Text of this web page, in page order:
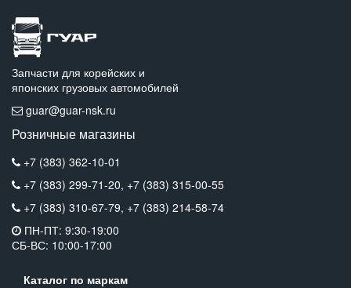
Запчасти для корейских и
японских грузовых автомобилей
guar@guar-nsk.ru
Розничные магазины
+7 (383) 362-10-01
+7 (383) 299-71-20, +7 (383) 315-00-55
+7 (383) 310-67-79, +7 (383) 214-58-74
ПН-ПТ: 9:30-19:00
СБ-ВС: 10:00-17:00
Каталог по маркам